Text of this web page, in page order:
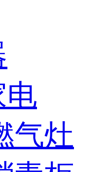
电
气灶